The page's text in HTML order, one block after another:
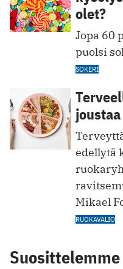
olet?
Jopa 60
puolsi
SOKERI
edellytä
Mikael
RUOKAVALIO
Suosittelemme